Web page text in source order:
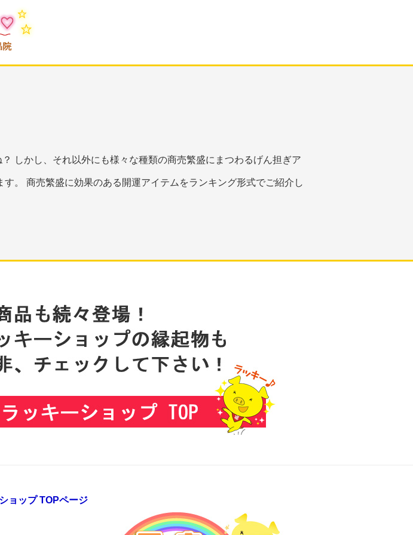
しかし、それ以外にも様々な種類の商売繁盛にまつわるげん担ぎア
。 商売繁盛に効果のある開運アイテムをランキング形式でご紹介し
ョップ TOPページ